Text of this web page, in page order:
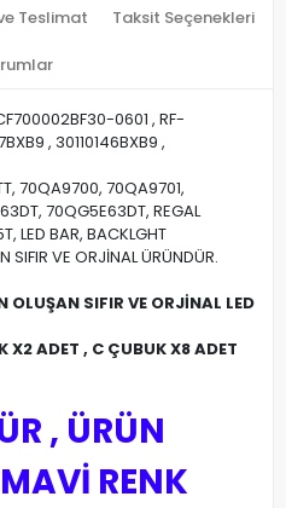
Teslimat Taksit Seçenekleri
0601 , RF-
, 30110146BXB9 ,
70QA9700, 70QA9701,
70QG5E63DT, REGAL
LED BAR, BACKLGHT
SIFIR VE ORJİNAL ÜRÜNDÜR.
SIFIR VE ORJİNAL LED
X2 ADET , C ÇUBUK X8 ADET
, ÜRÜN
RENK